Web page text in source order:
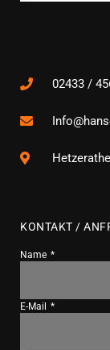
02433 /
KONTAKT /
Name
E-Mail